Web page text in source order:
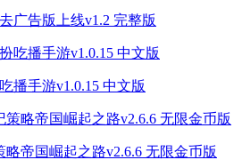
广告版上线v1.2 完整版
播手游v1.0.15 中文版
帝国崛起之路v2.6.6 无限金币版